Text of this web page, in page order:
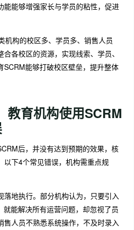
能能够增强家长与学员的粘性，促进
机构的校区多、学员多、销售人员
各校区的资源，实现线索、学员、
SCRM能够打破校区壁垒，提升整体
教育机构使用SCRM
后，并没有达到预期的效果，核
以下4个常见错误，机构需重点规
落地执行。部分机构认为，只要引入
能解决所有运营问题，却忽视了员
人员不熟悉系统操作，不及时录入